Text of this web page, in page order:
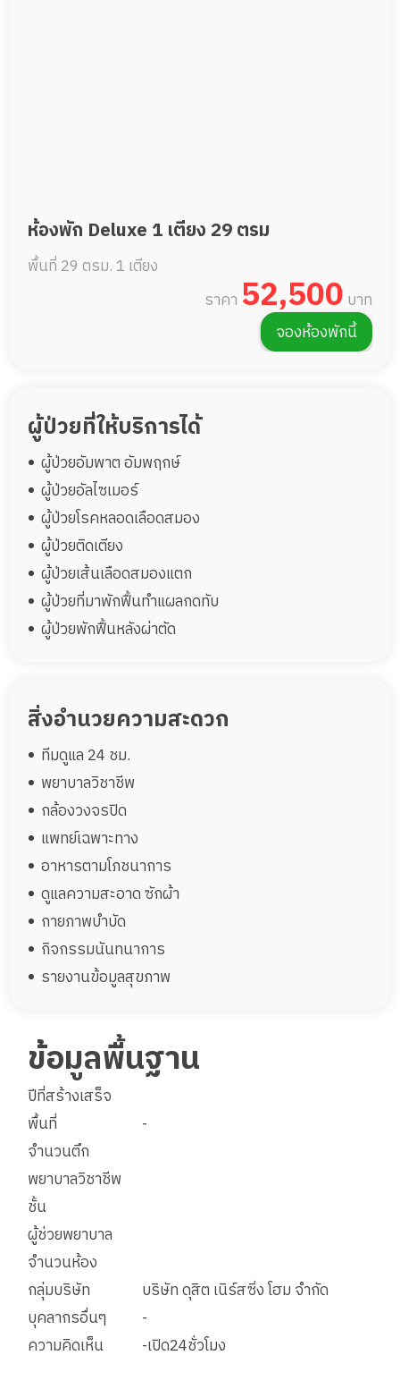
ห้องพัก Deluxe 1 เตียง 29 ตรม
พื้นที่ 29 ตรม. 1 เตียง
ราคา 52,500 บาท
จองห้องพักนี้
ผู้ป่วยที่ให้บริการได้
ผู้ป่วยอัมพาต อัมพฤกษ์
ผู้ป่วยอัลไซเมอร์
ผู้ป่วยโรคหลอดเลือดสมอง
ผู้ป่วยติดเตียง
ผู้ป่วยเส้นเลือดสมองแตก
ผู้ป่วยที่มาพักฟื้นทำแผลกดทับ
ผู้ป่วยพักฟื้นหลังผ่าตัด
สิ่งอำนวยความสะดวก
ทีมดูแล 24 ชม.
พยาบาลวิชาชีพ
กล้องวงจรปิด
แพทย์เฉพาะทาง
อาหารตามโภชนาการ
ดูแลความสะอาด ซักผ้า
กายภาพบำบัด
กิจกรรมนันทนาการ
รายงานข้อมูลสุขภาพ
ข้อมูลพื้นฐาน
ปีที่สร้างเสร็จ
พื้นที่
-
จำนวนตึก
พยาบาลวิชาชีพ
ชั้น
ผู้ช่วยพยาบาล
จำนวนห้อง
กลุ่มบริษัท
บริษัท ดุสิต เนิร์สซิ่ง โฮม จำกัด
บุคลากรอื่นๆ
-
ความคิดเห็น
-เปิด24ชั่วโมง